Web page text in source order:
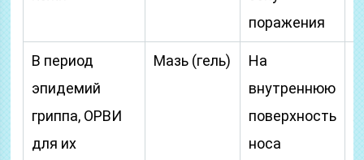
поражения
В период
эпидемий
гриппа, ОРВИ
для их
Мазь (гель)
На
внутреннюю
поверхность
носа